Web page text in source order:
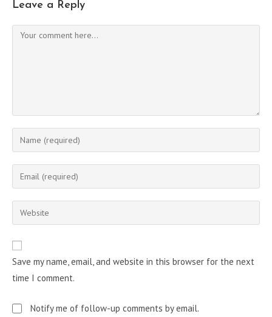
Leave a Reply
Comment
Enter
your
name
comment
Enter
your
email
address
Enter
your
URL
(optional)
Save my name, email, and website in this browser for the next
time I comment.
Notify me of follow-up comments by email.